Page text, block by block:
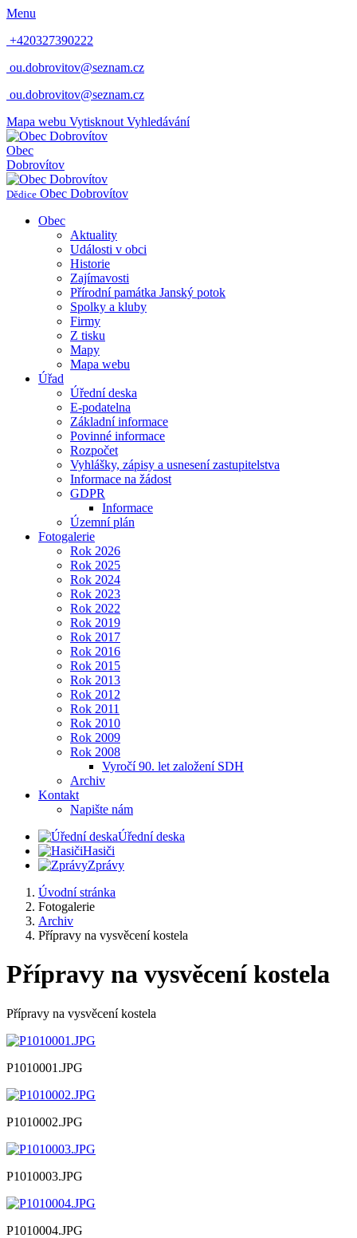
Menu
+420327390222
ou.dobrovitov@seznam.cz
ou.dobrovitov@seznam.cz
Mapa webu Vytisknout Vyhledávání
Obec
Dobrovítov
Dědice Obec Dobrovítov
Obec
Aktuality
Události v obci
Historie
Zajímavosti
Přírodní památka Janský potok
Spolky a kluby
Firmy
Z tisku
Mapy
Mapa webu
Úřad
Úřední deska
E-podatelna
Základní informace
Povinné informace
Rozpočet
Vyhlášky, zápisy a usnesení zastupitelstva
Informace na žádost
GDPR
Informace
Územní plán
Fotogalerie
Rok 2026
Rok 2025
Rok 2024
Rok 2023
Rok 2022
Rok 2019
Rok 2017
Rok 2016
Rok 2015
Rok 2013
Rok 2012
Rok 2011
Rok 2010
Rok 2009
Rok 2008
Vyročí 90. let založení SDH
Archiv
Kontakt
Napište nám
Úřední deska
Hasiči
Zprávy
Úvodní stránka
Fotogalerie
Archiv
Přípravy na vysvěcení kostela
Přípravy na vysvěcení kostela
Přípravy na vysvěcení kostela
P1010001.JPG
P1010002.JPG
P1010003.JPG
P1010004.JPG